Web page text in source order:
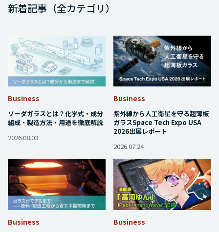
新着記事（全カテゴリ）
Business
ソーダガラスとは？化学式・成分
組成・製造方法・用途を徹底解説
2026.08.03
Business
紫外線から人工衛星を守る超薄板
ガラス――Space Tech Expo USA
2026出展レポート
2026.07.24
Business Business